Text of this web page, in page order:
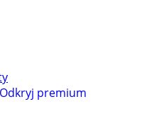
Odkryj premium